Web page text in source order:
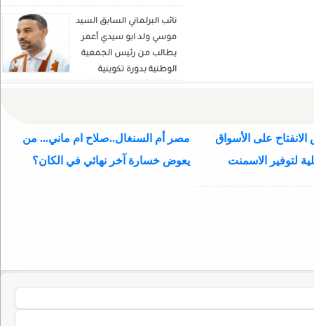
نائب البرلماني السابق السيد
موسي ولد ابو سيدي أعمر
يطالب من رئيس الجمعية
الوطنية بدورة تكوينية
للنواب الجديد
على الأسواق
لتوفير الاسمنت
مصر أم السنغال..صلاح ام ماني... من
يعوض خسارة آخر نهائي في الكان؟